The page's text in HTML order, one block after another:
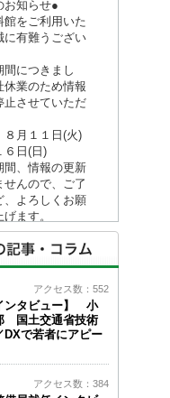
お知らせ●
館をご利用いた
に有難うござい
間につきまし
休業のため情報
止させていただ
８月１１日(火)
６日(日)
間、情報の更新
せんので、ご了
、よろしくお願
ます。
報は８月１７日
登録されます。
ンウィークに
更新停止のお知
～05/10)●
位
館をご利用いた
に有難うござい
アクセス数：552
ンタビュー】 小
国土交通省技術
DXで若者にアピー
アクセス数：384